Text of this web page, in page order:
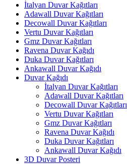
İtalyan Duvar Kağıtları
Adawall Duvar Kağıtları
Decowall Duvar Kağıtları
Vertu Duvar Kağıtları
Gmz Duvar Kağıtları
Ravena Duvar Kağıdı
Duka Duvar Kağıtları
Ankawall Duvar Kağıdı
Duvar Kağıdı
İtalyan Duvar Kağıtları
Adawall Duvar Kağıtları
Decowall Duvar Kağıtları
Vertu Duvar Kağıtları
Gmz Duvar Kağıtları
Ravena Duvar Kağıdı
Duka Duvar Kağıtları
Ankawall Duvar Kağıdı
3D Duvar Posteri